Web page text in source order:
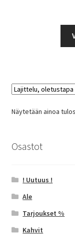
Näytetään ainoa tulos
Osastot
! Uutuus !
Ale
Tarjoukset %
Kahvit